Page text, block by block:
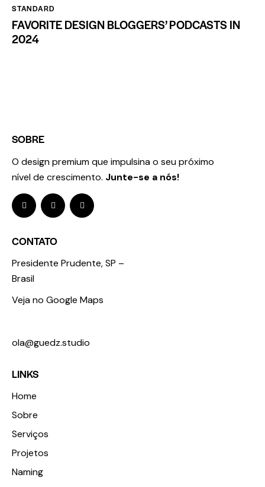
STANDARD
FAVORITE DESIGN BLOGGERS’ PODCASTS IN
2024
SOBRE
O design premium que impulsina o seu próximo
nível de crescimento. Junte-se a nós!
CONTATO
Presidente Prudente, SP –
Brasil
Veja no Google Maps
ola@guedz.studio
LINKS
Home
Sobre
Serviços
Projetos
Naming